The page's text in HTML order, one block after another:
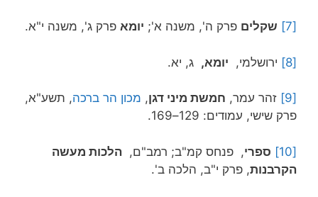
[7] שקלים פרק ה', משנה א'; יומא פרק ג', משנה י"א.
[8] ירושלמי, יומא, ג, יא.
[9] זהר עמר, חמשת מיני דגן, מכון הר ברכה, תשע"א,
פרק שישי, עמודים: 129–169.
[10] ספרי, פנחס קמ"ב; רמב"ם, הלכות מעשה
הקרבנות, פרק י"ב, הלכה ב'.